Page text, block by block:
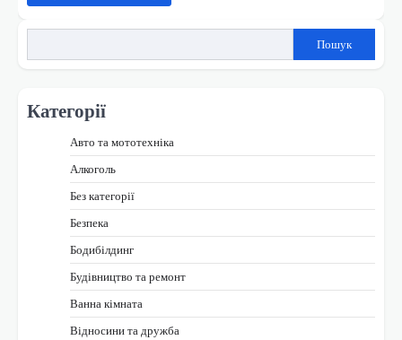
Пошук
Категорії
Авто та мототехніка
Алкоголь
Без категорії
Безпека
Бодибілдинг
Будівництво та ремонт
Ванна кімната
Відносини та дружба